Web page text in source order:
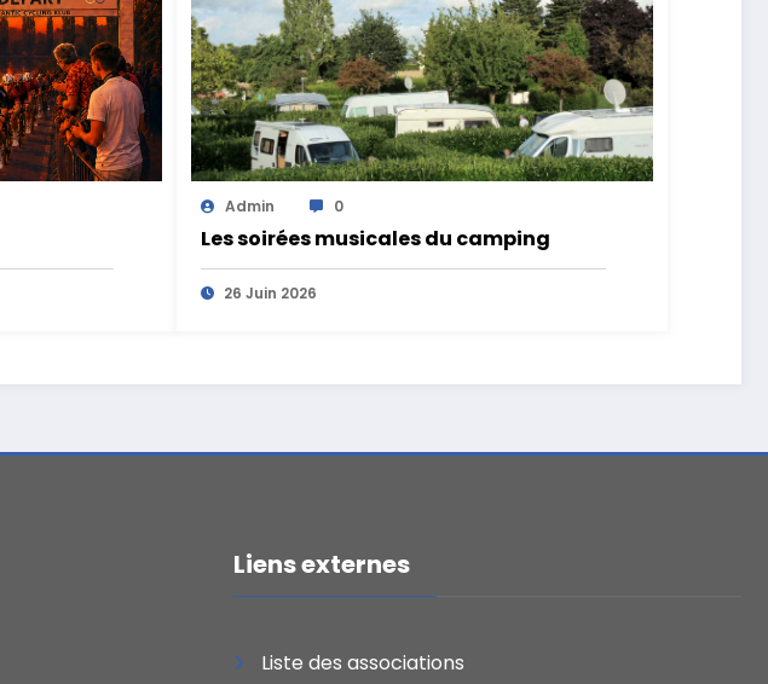
Admin 0
Les soirées musicales du camping
26 Juin 2026
Liens externes
Liste des associations